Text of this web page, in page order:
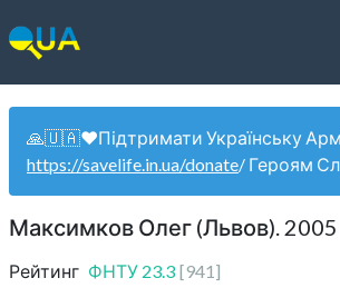
🙏🇺🇦❤️Підтримати Українську
https://savelife.in.ua/donate/ Героям
Максимков Олег (Львов). 2005
Рейтинг ФНТУ 23.3 [941 ]